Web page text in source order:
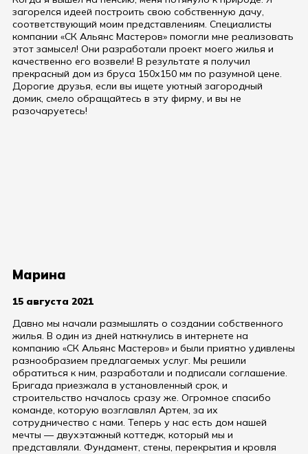
загорелся идеей построить свою собственную дачу,
соответствующий моим представлениям. Специалисты
компании «СК Альянс Мастеров» помогли мне реализовать
этот замысел! Они разработали проект моего жилья и
качественно его возвели! В результате я получил
прекрасный дом из бруса 150х150 мм по разумной цене.
Дорогие друзья, если вы ищете уютный загородный
домик, смело обращайтесь в эту фирму, и вы не
разочаруетесь!
Марина
15 августа 2021
Давно мы начали размышлять о создании собственного
жилья. В один из дней наткнулись в интернете на
компанию «СК Альянс Мастеров» и были приятно удивлены
разнообразием предлагаемых услуг. Мы решили
обратиться к ним, разработали и подписали соглашение.
Бригада приезжала в установленный срок, и
строительство началось сразу же. Огромное спасибо
команде, которую возглавлял Артем, за их
сотрудничество с нами. Теперь у нас есть дом нашей
мечты — двухэтажный коттедж, который мы и
представляли. Фундамент, стены, перекрытия и кровля